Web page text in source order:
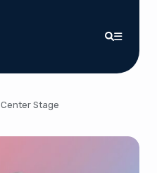
Center Stage